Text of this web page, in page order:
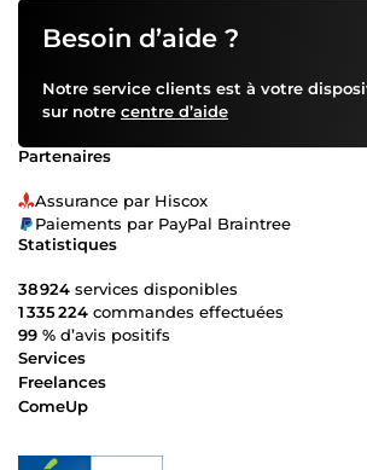
de crise et collaboration interculturelle.
j’enrichis cette expertise en intégrant
Artificielle comme outil de productivité et
J’utilise l’IA pour faciliter la gestion de
certaines tâches, améliorer la
accompagner particuliers,
proposer des services complémentaires
prompts IA sur mesure ✅ optimisation
(posts, messages, synthèses) ✅ mise en
workflows simples et efficaces ✨ Mon
accompagnement sérieux, humain et
ce soit pour votre projet, votre
en IA. Au plaisir de collaborer avec vous !
Besoin d’aide ?
Notre service clients est à votre
sur notre centre d’aide
Partenaires
Assurance par Hiscox
Paiements par PayPal Braintree
Statistiques
38 924 services disponibles
1 335 224 commandes effectuées
99 % d’avis positifs
Services
Freelances
ComeUp